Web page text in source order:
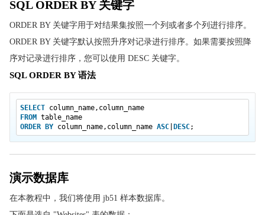
SQL SELECT INTO
SQL INSERT INTO SELECT
SQL CREATE DATABASE
SQL CREATE TABLE
SQL 约束
SQL NOT NULL
SQL UNIQUE
SQL ORDER BY 关键字
ORDER BY 关键字用于对结果集按照一个列或者多个列进行排序。
ORDER BY 关键字默认按照升序对记录进行排序。如果需要按照降
序对记录进行排序，您可以使用 DESC 关键字。
SQL ORDER BY 语法
SELECT column_name,column_name
FROM table_name
ORDER
BY column_name,column_name ASC DESC;
演示数据库
在本教程中，我们将使用 jb51 样本数据库。